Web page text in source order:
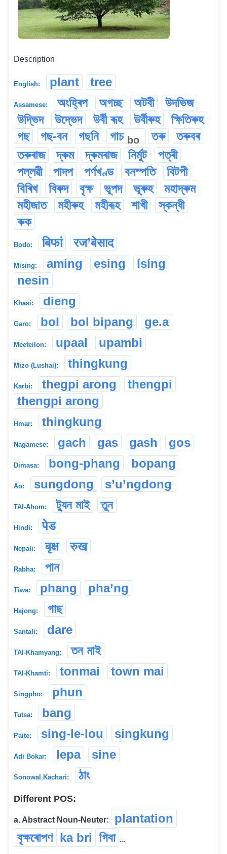
Description
English: plant tree
Assamese: অংহ্ৰিপ অগচ্ছ অটবী
উদভিজ
উদ্ভিদ
উদ্ভেদ উৰ্বী ৰূহ উৰ্বীৰুহ
ক্ষিতিৰুহ
গছ
গছ-বন গছনি গাচ bo তৰু
তৰুবৰ
তৰুৰাজ
দ্ৰুম দ্ৰুমৰাজ নিৰ্মুট
পত্ৰী
পল্লৱী
পাদপ পৰ্ণখণ্ড বনস্পতি
বিটপী
বিৰিখ
বিৰুদ বৃক্ষ ভূপদ ভূৰুহ
মহাদ্ৰুম
মহীজাত
মহীৰুহ মহীৰূহ শাখী
স্কন্ধী
ৰুক
Bodo: बिफां रज’बेसाद
Mising: aming esing
ísíng
nesin
Khasi: dieng
Garo: bol bol bipang ge.a
Meeteilon: upaal upambi
Mizo (Lushai): thingkung
Karbi: thegpi arong
thengpi
thengpi arong
Hmar: thingkung
Nagamese: gach gas gash gos
Dimasa: bong-phang bopang
Ao: sungdong s’u’ngdong
TAI-Ahom: ট্যুন মাই তুন
Hindi: पेड
Nepali: बृक्ष रुख
Rabha: পান
Tiwa: phang pha’ng
Hajong: গাছ
Santali: dare
TAI-Khamyang: তন মাই
TAI-Khamti: tonmai town mai
Singpho: phun
Tutsa: bang
Paite: sing-le-lou singkung
Adi Bokar: lepa sine
Sonowal Kachari: ঠাং
Different POS:
a. Abstract Noun-Neuter:
plantation
বৃক্ষৰোপণ ka bri গিবা ...